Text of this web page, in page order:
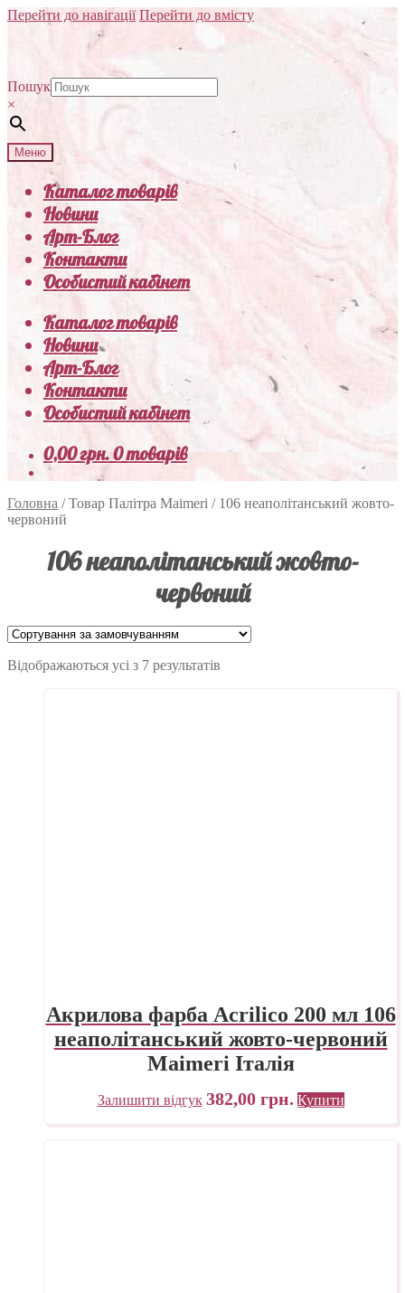
Перейти до навігації Перейти до вмісту
Пошук
×
Меню
Каталог товарів
Новини
Арт-Блог
Контакти
Особистий кабінет
Каталог товарів
Новини
Арт-Блог
Контакти
Особистий кабінет
0,00грн.0 товарів
Головна /Товар Палітра Maimeri / 106 неаполітанський жовто-
червоний
106 неаполітанський жовто-
червоний
Відображаються усі з 7 результатів
Акрилова фарба Acrilico 200 мл 106
неаполітанський жовто-червоний
Maimeri Італія
Залишити відгук 382,00 грн. Купити